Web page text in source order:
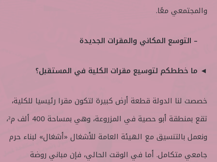
والمجتمعي معًا.
– التوسع المكاني والمقرات الجديدة
◄ ما خططكم لتوسيع مقرات الكلية في المستقبل؟
خصصت لنا الدولة قطعة أرض كبيرة لتكون مقرا رئيسيا للكلية،
تقع بمنطقة أبو حصية في المزروعة، وهي بمساحة 400 ألف م²،
ونعمل بالتنسيق مع الهيئة العامة للأشغال «أشغال» لبناء حرم
جامعي متكامل. أما في الوقت الحالي، فإن مباني روضة